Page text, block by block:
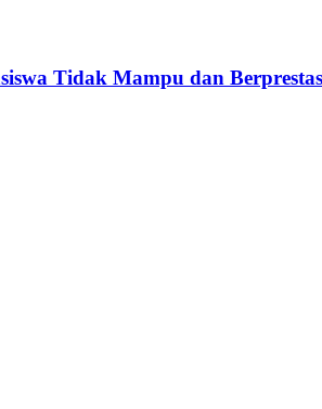
Tidak Mampu dan